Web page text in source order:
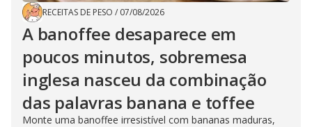
RECEITAS DE PESO / 07/08/2026
A banoffee desaparece em
poucos minutos, sobremesa
inglesa nasceu da combinação
das palavras banana e toffee
Monte uma banoffee irresistível com bananas maduras,